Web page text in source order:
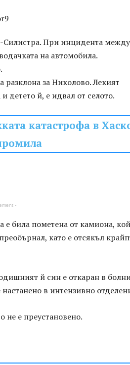
Силистра. При инцидента между
на автомобила.
за Николово. Лекият
детето й, е идвал от селото.
катастрофа в
-
е била пометена от камиона,
като е отсякъл
й син е откаран в
в интензивно
не е преустановено.